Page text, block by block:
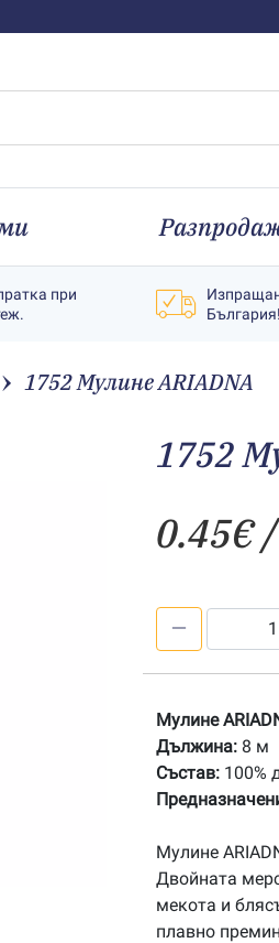
при
България!
1752 Мулине АRIADNA
1752
0.45€/
Мулине
АRIADNA
Мулине
Дължина: 8 м
Състав: 100%
Мулине
Двойната
мекота и
плавно